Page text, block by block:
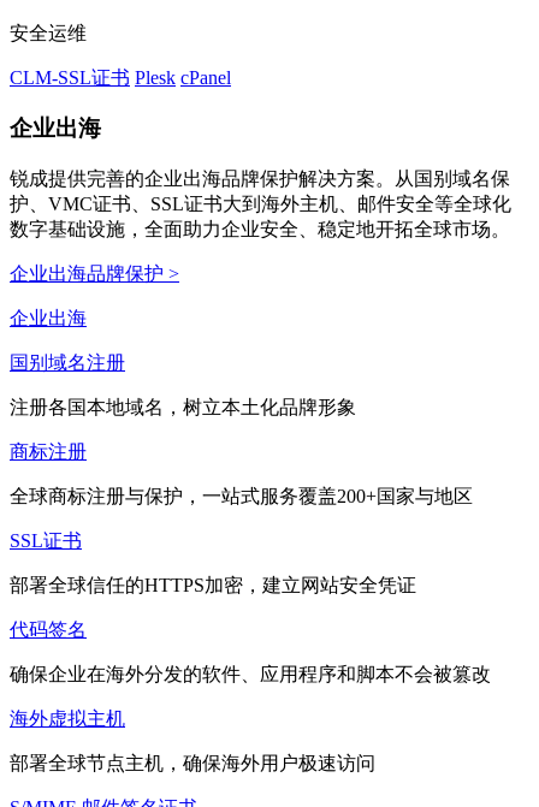
安全运维
CLM-SSL证书 Plesk cPanel
企业出海
锐成提供完善的企业出海品牌保护解决方案。从国别域名保
护、VMC证书、SSL证书大到海外主机、邮件安全等全球化
数字基础设施，全面助力企业安全、稳定地开拓全球市场。
企业出海品牌保护 >
企业出海
国别域名注册
注册各国本地域名，树立本土化品牌形象
商标注册
全球商标注册与保护，一站式服务覆盖200+国家与地区
SSL证书
部署全球信任的HTTPS加密，建立网站安全凭证
代码签名
确保企业在海外分发的软件、应用程序和脚本不会被篡改
海外虚拟主机
部署全球节点主机，确保海外用户极速访问